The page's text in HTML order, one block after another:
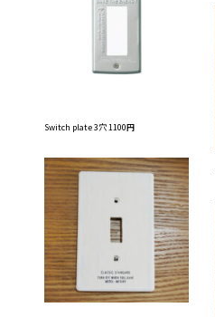
Switch plate 3穴 1100円